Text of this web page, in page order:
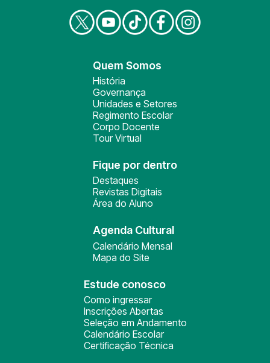
Quem Somos
História
Governança
Unidades e Setores
Regimento Escolar
Corpo Docente
Tour Virtual
Fique por dentro
Destaques
Revistas Digitais
Área do Aluno
Agenda Cultural
Calendário Mensal
Mapa do Site
Estude conosco
Como ingressar
Inscrições Abertas
Seleção em Andamento
Calendário Escolar
Certificação Técnica